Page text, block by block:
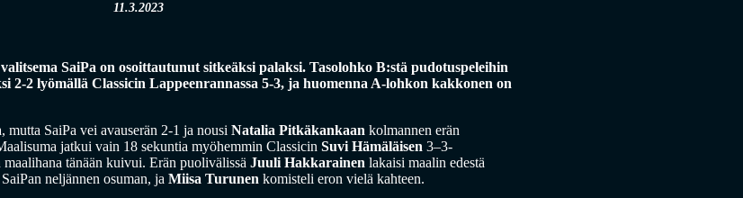
11.3.2023
SaiPa on osoittautunut sitkeäksi palaksi. Tasolohko B:stä pudotuspeleihin
2-2 lyömällä Classicin Lappeenrannassa 5-3, ja huomenna A-lohkon kakkonen on
SaiPa vei avauserän 2-1 ja nousi Natalia Pitkäkankaan kolmannen erän
jatkui vain 18 sekuntia myöhemmin Classicin Suvi Hämäläisen 3–3-
tänään kuivui. Erän puolivälissä Juuli Hakkarainen lakaisi maalin edestä
neljännen osuman, ja Miisa Turunen komisteli eron vielä kahteen.